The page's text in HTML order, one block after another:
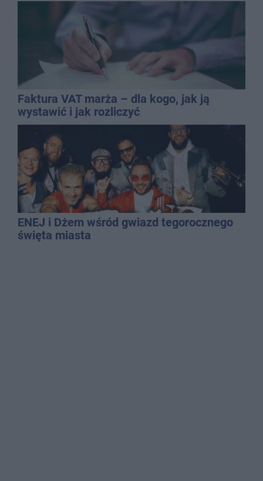
Faktura VAT marża – dla kogo, jak ją
wystawić i jak rozliczyć
ENEJ i Dżem wśród gwiazd tegorocznego
święta miasta